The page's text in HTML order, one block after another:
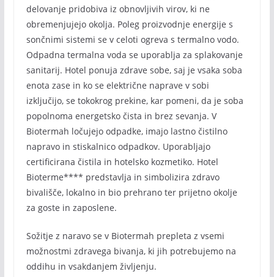
delovanje pridobiva iz obnovljivih virov, ki ne
obremenjujejo okolja. Poleg proizvodnje energije s
sončnimi sistemi se v celoti ogreva s termalno vodo.
Odpadna termalna voda se uporablja za splakovanje
sanitarij. Hotel ponuja zdrave sobe, saj je vsaka soba
enota zase in ko se električne naprave v sobi
izključijo, se tokokrog prekine, kar pomeni, da je soba
popolnoma energetsko čista in brez sevanja. V
Biotermah ločujejo odpadke, imajo lastno čistilno
napravo in stiskalnico odpadkov. Uporabljajo
certificirana čistila in hotelsko kozmetiko. Hotel
Bioterme**** predstavlja in simbolizira zdravo
bivališče, lokalno in bio prehrano ter prijetno okolje
za goste in zaposlene.
Sožitje z naravo se v Biotermah prepleta z vsemi
možnostmi zdravega bivanja, ki jih potrebujemo na
oddihu in vsakdanjem življenju.